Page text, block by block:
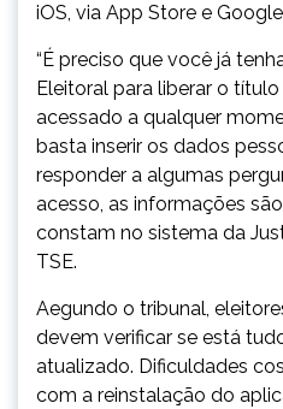
iOS, via App Store e
“É preciso que você já
Eleitoral para liberar o
acessado a qualquer
basta inserir os dados
responder a algumas
acesso, as informações
constam no sistema da
TSE.
Aegundo o tribunal,
devem verificar se está
atualizado. Dificuldades
com a reinstalação do